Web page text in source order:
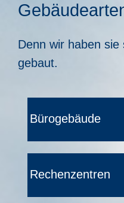
Denn wir haben sie
gebaut.
Bürogebäude
Rechenzentren